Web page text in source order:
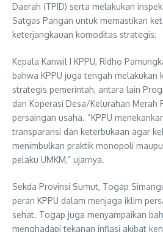
Daerah (TPID) serta melakukan
Satgas Pangan untuk memastikan
keterjangkauan komoditas strategis.
Kepala Kanwil I KPPU, Ridho
bahwa KPPU juga tengah melakukan
strategis pemerintah, antara lain
dan Koperasi Desa/Kelurahan Merah
persaingan usaha. “KPPU
transparansi dan keterbukaan agar
menimbulkan praktik monopoli
pelaku UMKM,” ujarnya.
Sekda Provinsi Sumut, Togap
peran KPPU dalam menjaga iklim
sehat. Togap juga menyampaikan
menghadapi tekanan inflasi akibat